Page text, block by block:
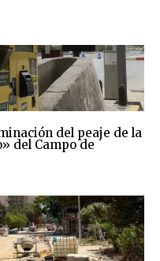
del peaje de la
del Campo de